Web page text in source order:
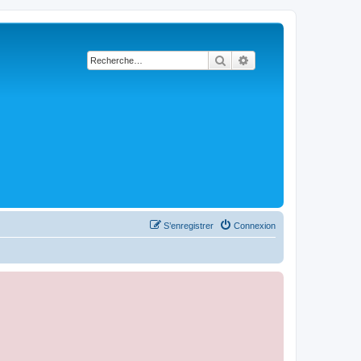
Rechercher
Connexion
S’enregistrer